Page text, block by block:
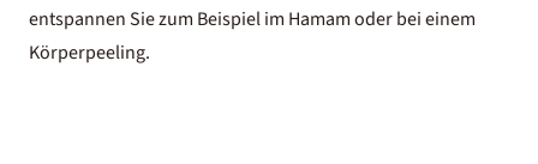
entspannen Sie zum Beispiel im Hamam oder bei einem
Körperpeeling.